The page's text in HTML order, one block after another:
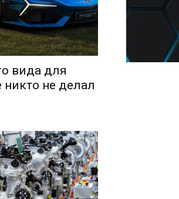
вида для
никто не делал